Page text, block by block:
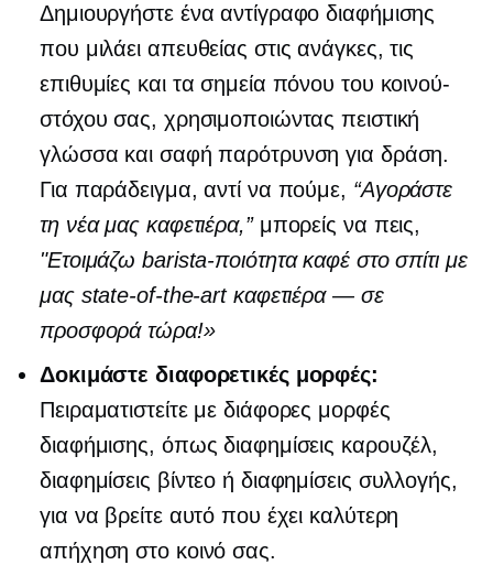
Δημιουργήστε ένα αντίγραφο διαφήμισης
που μιλάει απευθείας στις ανάγκες, τις
επιθυμίες και τα σημεία πόνου του κοινού-
στόχου σας, χρησιμοποιώντας πειστική
γλώσσα και σαφή παρότρυνση για δράση.
Για παράδειγμα, αντί να πούμε, “Αγοράστε
τη νέα μας καφετιέρα,”μπορείς να πεις,
"Ετοιμάζωbarista-ποιότητακαφέ στο σπίτι με
μας state-of-the-artκαφετιέρα — σε
προσφορά τώρα!»
Δοκιμάστε διαφορετικές μορφές:
Πειραματιστείτε με διάφορες μορφές
διαφήμισης, όπως διαφημίσεις καρουζέλ,
διαφημίσεις βίντεο ή διαφημίσεις συλλογής,
για να βρείτε αυτό που έχει καλύτερη
απήχηση στο κοινό σας.